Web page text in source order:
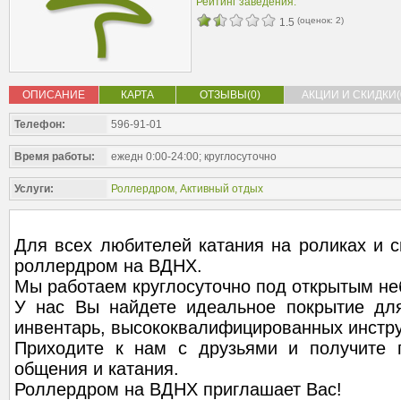
1.5 (оценок: 2)
ОПИСАНИЕ КАРТА ОТЗЫВЫ(0) АКЦИИ И
Телефон: 596-91-01
Время работы: ежедн 0:00-24:00; круглосуточно
Услуги: Роллердром, Активный отдых
Для всех любителей катания на роликах и
роллердром на ВДНХ.
Мы работаем круглосуточно под открытым
У нас Вы найдете идеальное покрытие
инвентарь, высококвалифицированных
Приходите к нам с друзьями и получите
общения и катания.
Роллердром на ВДНХ приглашает Вас!